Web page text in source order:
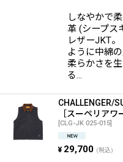
しなやかで
革 (シープス
レザーJKT
ように中綿
柔らかさを
る…
CHALLENGER/
［スーペリアワ
[CLG-JK 025-015]
¥ 29,700 (税込)